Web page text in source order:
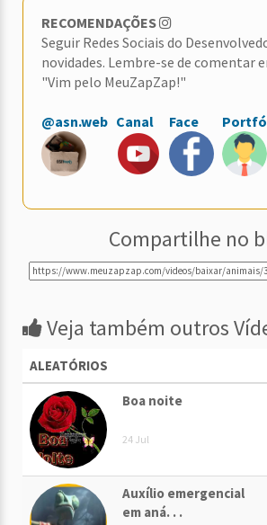
RECOMENDAÇÕES
Seguir Redes Sociais do
novidades. Lembre-se de comentar
"Vim pelo MeuZapZap!"
@asn.web Canal Face
Compartilhe no
Veja também outros
ALEATÓRIOS
Boa noite
24 Jul
Auxílio emergencial
em aná. . .